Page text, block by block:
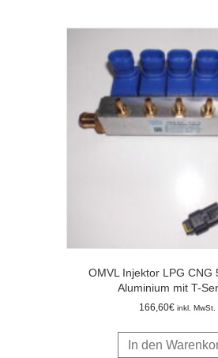
OMVL Injektor LPG CNG
Aluminium mit T-
166,60€ inkl. MwSt.
In den